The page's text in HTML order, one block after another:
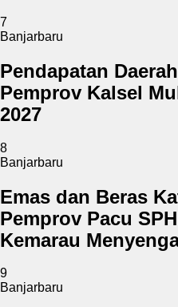
7
Banjarbaru
Pendapatan
Pemprov Kalsel
2027
8
Banjarbaru
Emas dan Beras
Pemprov Pacu
Kemarau
9
Banjarbaru